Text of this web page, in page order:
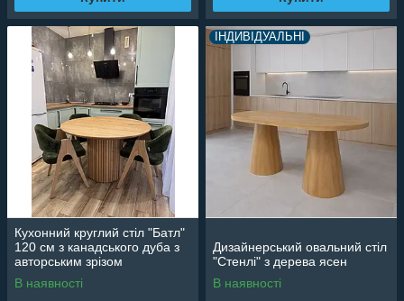
Кухонний круглий стіл "Батл"
120 см з канадського дуба з
авторським зрізом
В наявності
ІНДИВІДУАЛЬНІ
Дизайнерський овальний стіл
"Стенлі" з дерева ясен
В наявності